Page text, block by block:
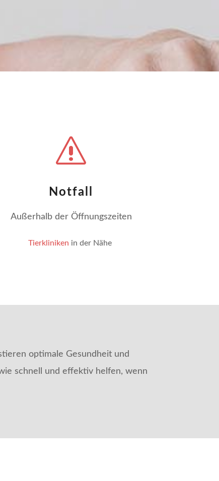
s
Notfall
Außerhalb der Öffnungszeiten
Tierkliniken in der Nähe
optimale Gesundheit und
schnell und effektiv helfen, wenn